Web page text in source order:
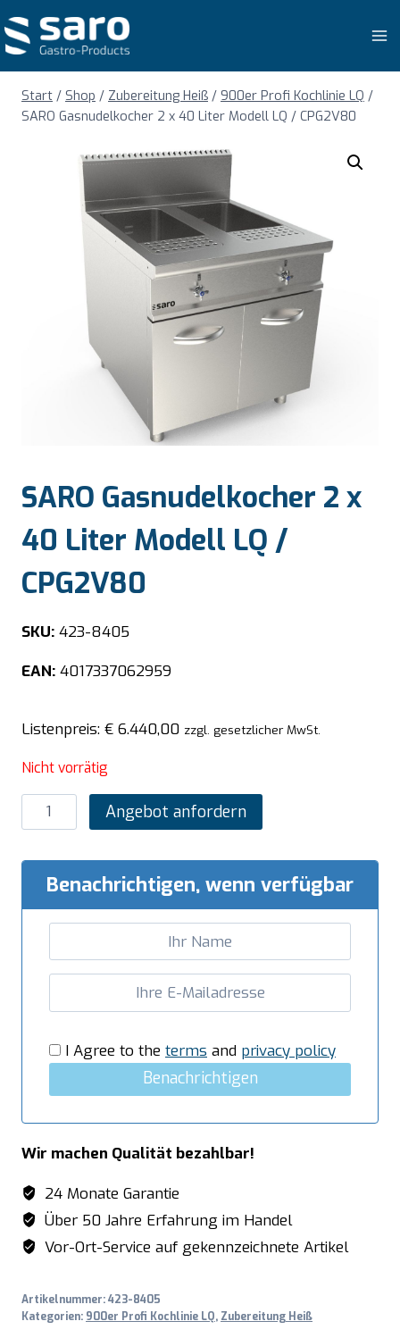
Inhalt
springen
Start / Shop / Zubereitung Heiß / 900er Profi Kochlinie LQ /
SARO Gasnudelkocher 2 x 40 Liter Modell LQ / CPG2V80
SARO Gasnudelkocher 2 x
40 Liter Modell LQ /
CPG2V80
SKU: 423-8405
EAN: 4017337062959
Listenpreis: € 6.440,00 zzgl. gesetzlicher MwSt.
Nicht vorrätig
SARO
Gasnudelkocher
Liter
Menge
Angebot anfordern
Benachrichtigen, wenn verfügbar
I Agree to the terms and privacy policy
Benachrichtigen
Wir machen Qualität bezahlbar!
24 Monate Garantie
Über 50 Jahre Erfahrung im Handel
Vor-Ort-Service auf gekennzeichnete Artikel
Artikelnummer:423-8405
Kategorien: 900er Profi Kochlinie LQ, Zubereitung Heiß